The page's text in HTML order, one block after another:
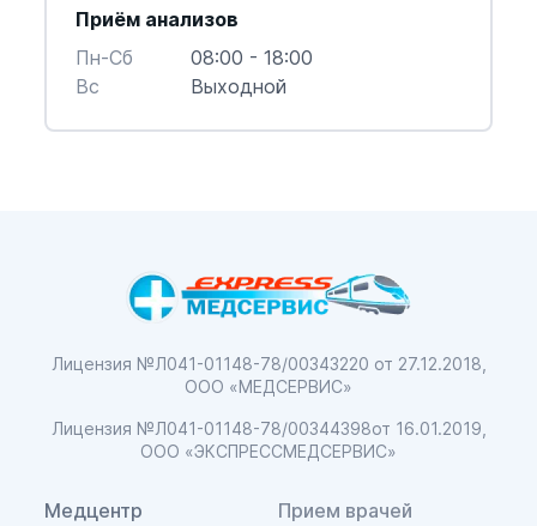
Приём анализов
Пн-Cб
08:00 - 18:00
Вс
Выходной
Лицензия №Л041-01148-78/00343220 от 27.12.2018,
ООО «МЕДСЕРВИС»
Лицензия №Л041-01148-78/00344398от 16.01.2019,
ООО «ЭКСПРЕССМЕДСЕРВИС»
Медцентр
Прием врачей